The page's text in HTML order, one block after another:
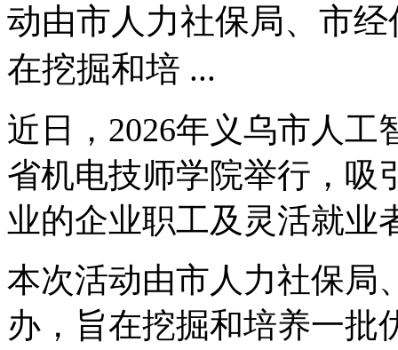
动由市人力社保局、市
在挖掘和培 ...
近日，2026年义乌市人
省机电技师学院举行，吸
业的企业职工及灵活就业
本次活动由市人力社保局
办，旨在挖掘和培养一批